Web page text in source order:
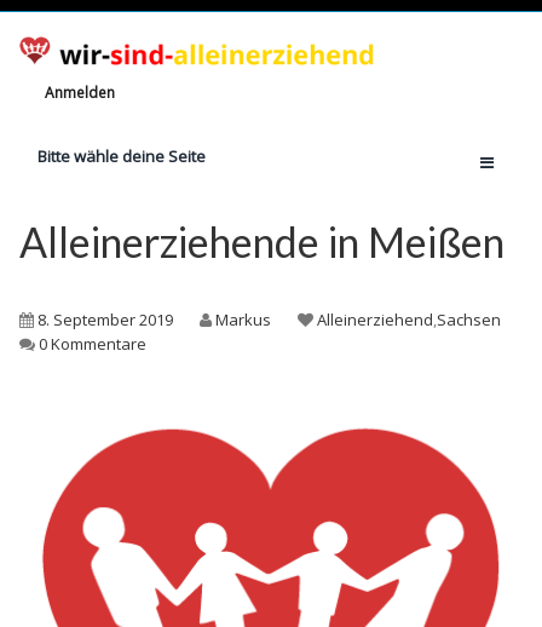
Anmelden
Bitte wähle deine Seite
Jetzt registrieren!
Anzahl Alleinerziehende
Wissen
Rechte
Alleinerziehende in Meißen
8. September 2019 Markus Alleinerziehend,Sachsen
0 Kommentare